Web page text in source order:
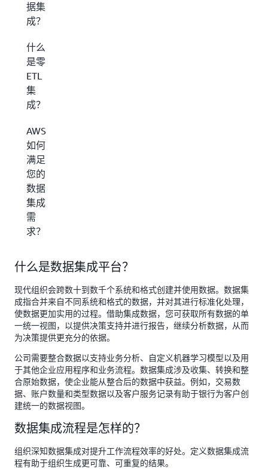
据集
成？
什么
是零
ETL
集
成？
AWS
如何
满足
您的
数据
集成
需
求？
什么是数据集成平台？
现代组织会跨数十到数千个系统和格式创建并使用数据。数据集
成指合并来自不同系统和格式的数据，并对其进行标准化处理，
使数据更加实用的过程。借助集成数据，您可获取所有数据的单
一统一视图，以提供决策支持并进行报告，继续分析数据，从而
为决策提供更充分的依据。
公司需要整合数据以支持业务分析、自定义机器学习模型以及用
于其他企业应用程序和业务流程。数据集成涉及收集、转换和整
合原始数据，使企业能从整合后的数据中获益。例如，交易数
据、账户数量和类型数据以及客户服务记录有助于银行为客户创
建统一的数据视图。
数据集成流程是怎样的？
组织深知数据集成对提升工作流程效率的好处。定义数据集成流
程有助于组织生成更可靠、可重复的结果。